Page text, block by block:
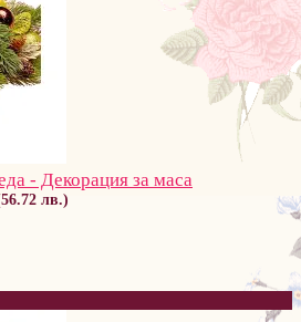
- Декорация за маса
лв.)